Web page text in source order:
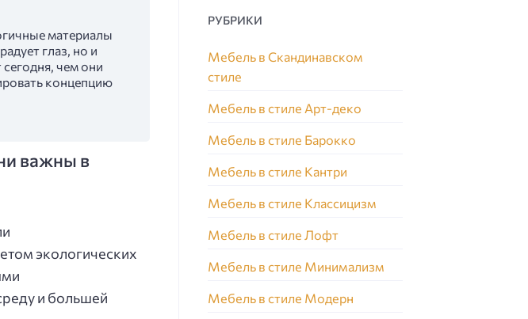
материалы
глаз, но и
чем они
концепцию
важны в
экологических
и большей
РУБРИКИ
Мебель в Скандинавском
стиле
Мебель в стиле Арт-деко
Мебель в стиле Барокко
Мебель в стиле Кантри
Мебель в стиле Классицизм
Мебель в стиле Лофт
Мебель в стиле Минимализм
Мебель в стиле Модерн